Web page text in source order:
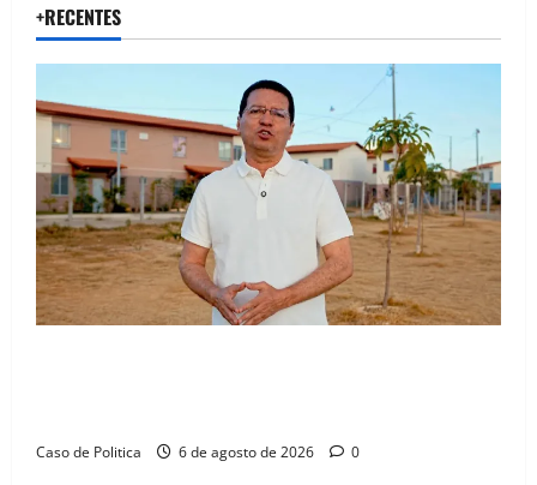
+RECENTES
Caso de Politica 6 de agosto de 2026 0